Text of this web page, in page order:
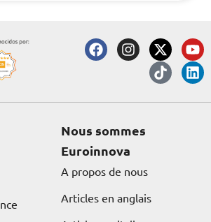
F
a
b
o
I
n
a
r
m
X
-
t
w
i
Y
o
u
t
u
T
i
k
t
o
L
i
n
k
e
Nous sommes
Euroinnova
A propos de nous
Articles en anglais